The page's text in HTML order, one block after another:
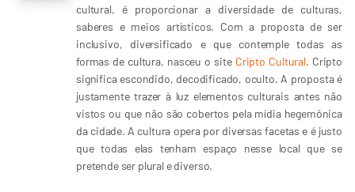
cultural, é proporcionar a diversidade de culturas,
saberes e meios artísticos. Com a proposta de ser
inclusivo, diversificado e que contemple todas as
formas de cultura, nasceu o site Cripto Cultural. Cripto
significa escondido, decodificado, oculto. A proposta é
justamente trazer à luz elementos culturais antes não
vistos ou que não são cobertos pela mídia hegemônica
da cidade. A cultura opera por diversas facetas e é justo
que todas elas tenham espaço nesse local que se
pretende ser plural e diverso.